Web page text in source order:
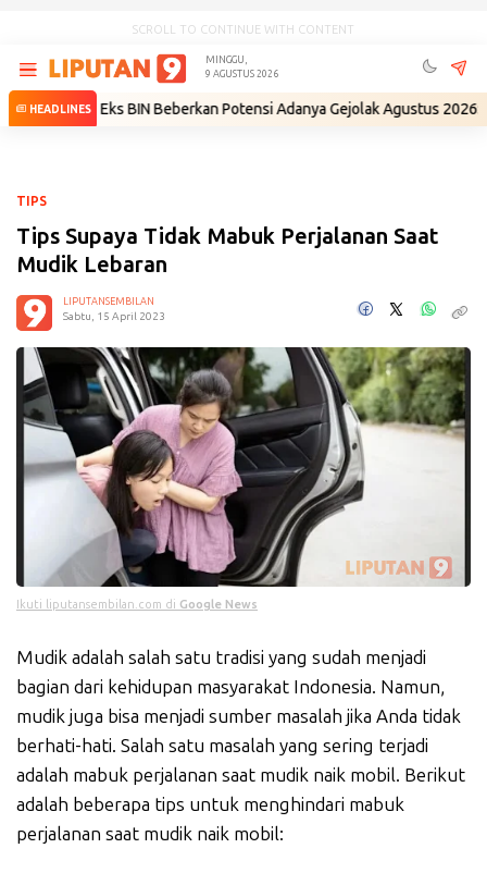
SCROLL TO CONTINUE WITH CONTENT
MINGGU,
9 AGUSTUS 2026
HEADLINES
• Eks BIN Beberkan Potensi Adanya Gejolak Agustus 2026: Masuk
TIPS
Tips Supaya Tidak Mabuk Perjalanan Saat
Mudik Lebaran
LIPUTANSEMBILAN
Sabtu, 15 April 2023
Ikuti liputansembilan.com di Google News
Mudik adalah salah satu tradisi yang sudah menjadi
bagian dari kehidupan masyarakat Indonesia. Namun,
mudik juga bisa menjadi sumber masalah jika Anda tidak
berhati-hati. Salah satu masalah yang sering terjadi
adalah mabuk perjalanan saat mudik naik mobil. Berikut
adalah beberapa tips untuk menghindari mabuk
perjalanan saat mudik naik mobil: